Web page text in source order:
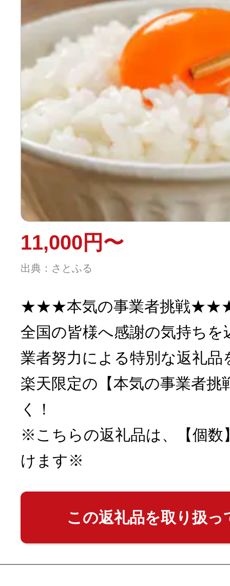
11,000円〜
出典：さとふる
★★★本気の事業者挑戦
全国の皆様へ感謝の気持ちを
業者努力による特別な返礼
楽天限定の【本気の事業者挑
く！
※こちらの返礼品は、【個数
けます※
この返礼品を取り扱っ